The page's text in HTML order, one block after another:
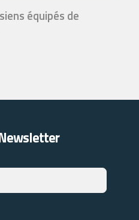
équipés de